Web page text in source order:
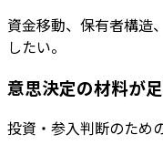
資金移動、保有者構造
したい。
意思決定の材料が
投資・参入判断のため